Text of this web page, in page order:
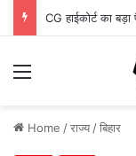
Menu
Home /राज्य /बिहार